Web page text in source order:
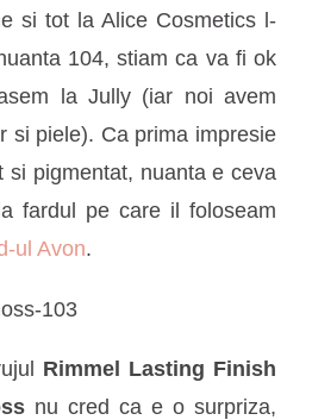
si tot la Alice Cosmetics l-
104, stiam ca va fi ok
la Jully (iar noi avem
si piele). Ca prima impresie
si pigmentat, nuanta e ceva
fardul pe care il foloseam
ul Avon.
Rimmel Lasting Finish
nu cred ca e o surpriza,